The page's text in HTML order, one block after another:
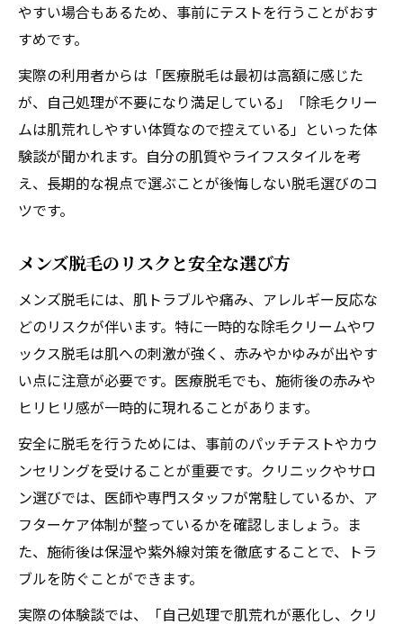
やすい場合もあるため、事前にテストを行うことがおす
すめです。
実際の利用者からは「医療脱毛は最初は高額に感じた
が、自己処理が不要になり満足している」「除毛クリー
ムは肌荒れしやすい体質なので控えている」といった体
験談が聞かれます。自分の肌質やライフスタイルを考
え、長期的な視点で選ぶことが後悔しない脱毛選びのコ
ツです。
メンズ脱毛のリスクと安全な選び方
メンズ脱毛には、肌トラブルや痛み、アレルギー反応な
どのリスクが伴います。特に一時的な除毛クリームやワ
ックス脱毛は肌への刺激が強く、赤みやかゆみが出やす
い点に注意が必要です。医療脱毛でも、施術後の赤みや
ヒリヒリ感が一時的に現れることがあります。
安全に脱毛を行うためには、事前のパッチテストやカウ
ンセリングを受けることが重要です。クリニックやサロ
ン選びでは、医師や専門スタッフが常駐しているか、ア
フターケア体制が整っているかを確認しましょう。ま
た、施術後は保湿や紫外線対策を徹底することで、トラ
ブルを防ぐことができます。
実際の体験談では、「自己処理で肌荒れが悪化し、クリ